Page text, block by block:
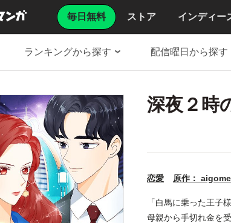
毎日無料 ストア インディー
ランキングから探す 配信曜日から探す
深夜２時
恋愛 原作：
「白馬に乗った王子
母親から手切れ金を